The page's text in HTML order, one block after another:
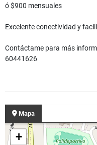
ó $900 mensuales
Excelente conectividad y
Contáctame para más
60441626
Mapa
+